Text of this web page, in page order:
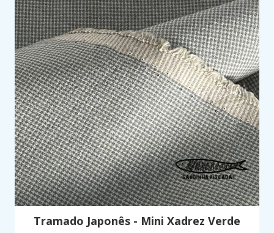
Tramado Japonês - Mini Xadrez Verde